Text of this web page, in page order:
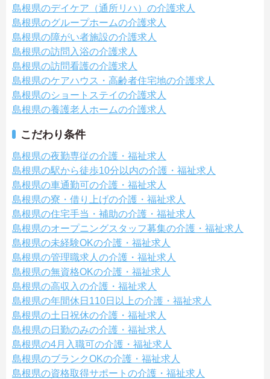
島根県のデイケア（通所リハ）の介護求人
島根県のグループホームの介護求人
島根県の障がい者施設の介護求人
島根県の訪問入浴の介護求人
島根県の訪問看護の介護求人
島根県のケアハウス・高齢者住宅地の介護求人
島根県のショートステイの介護求人
島根県の養護老人ホームの介護求人
こだわり条件
島根県の夜勤専従の介護・福祉求人
島根県の駅から徒歩10分以内の介護・福祉求人
島根県の車通勤可の介護・福祉求人
島根県の寮・借り上げの介護・福祉求人
島根県の住宅手当・補助の介護・福祉求人
島根県のオープニングスタッフ募集の介護・福祉求人
島根県の未経験OKの介護・福祉求人
島根県の管理職求人の介護・福祉求人
島根県の無資格OKの介護・福祉求人
島根県の高収入の介護・福祉求人
島根県の年間休日110日以上の介護・福祉求人
島根県の土日祝休の介護・福祉求人
島根県の日勤のみの介護・福祉求人
島根県の4月入職可の介護・福祉求人
島根県のブランクOKの介護・福祉求人
島根県の資格取得サポートの介護・福祉求人